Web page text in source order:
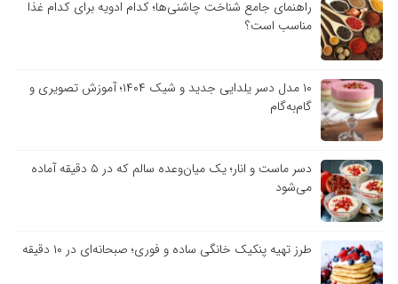
راهنمای جامع شناخت چاشنی‌ها؛ کدام ادویه برای کدام غذا
مناسب است؟
۱۰ مدل دسر یلدایی جدید و شیک ۱۴۰۴؛ آموزش تصویری و
گام‌به‌گام
دسر ماست و انار؛ یک میان‌وعده سالم که در ۵ دقیقه آماده
می‌شود
طرز تهیه پنکیک خانگی ساده و فوری؛ صبحانه‌ای در ۱۰ دقیقه